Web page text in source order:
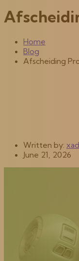
Home
Blog
Afscheiding
Written by:
June 21, 2026